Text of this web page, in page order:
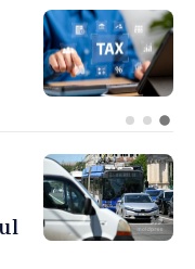
10 minute
nu au
urma
de
efectuate în